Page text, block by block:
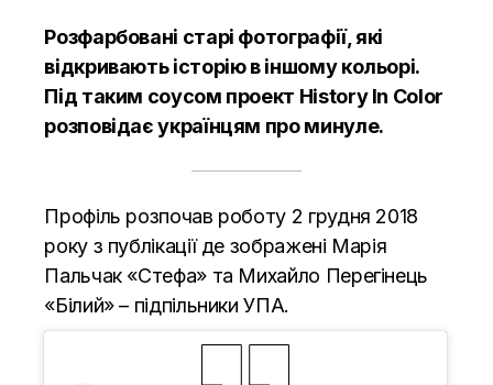
Розфарбовані старі фотографії, які
відкривають історію в іншому кольорі.
Під таким соусом проект History In Color
розповідає українцям про минуле.
Профіль розпочав роботу 2 грудня 2018
року з публікації де зображені Марія
Пальчак «Стефа» та Михайло Перегінець
«Білий» – підпільники УПА.